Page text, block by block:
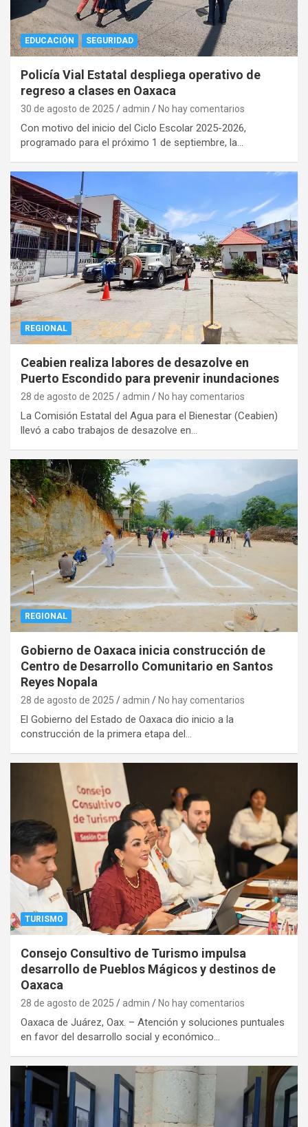
EDUCACIÓN SEGURIDAD
Policía Vial Estatal despliega operativo de
regreso a clases en Oaxaca
30 de agosto de 2025 admin No hay comentarios
Con motivo del inicio del Ciclo Escolar 2025-2026,
programado para el próximo 1 de septiembre, la…
REGIONAL
Ceabien realiza labores de desazolve en
Puerto Escondido para prevenir inundaciones
28 de agosto de 2025 admin No hay comentarios
La Comisión Estatal del Agua para el Bienestar (Ceabien)
llevó a cabo trabajos de desazolve en…
REGIONAL
Gobierno de Oaxaca inicia construcción de
Centro de Desarrollo Comunitario en Santos
Reyes Nopala
28 de agosto de 2025 admin No hay comentarios
El Gobierno del Estado de Oaxaca dio inicio a la
construcción de la primera etapa del…
TURISMO
Consejo Consultivo de Turismo impulsa
desarrollo de Pueblos Mágicos y destinos de
Oaxaca
28 de agosto de 2025 admin No hay comentarios
Oaxaca de Juárez, Oax. – Atención y soluciones puntuales
en favor del desarrollo social y económico…